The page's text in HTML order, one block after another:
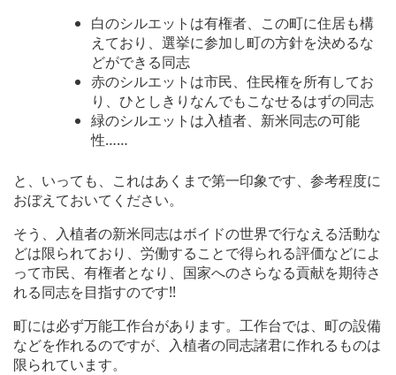
白のシルエットは有権者、この町に住居も構
えており、選挙に参加し町の方針を決めるな
どができる同志
赤のシルエットは市民、住民権を所有してお
り、ひとしきりなんでもこなせるはずの同志
緑のシルエットは入植者、新米同志の可能
性……
と、いっても、これはあくまで第一印象です、参考程度に
おぼえておいてください。
そう、入植者の新米同志はボイドの世界で行なえる活動な
どは限られており、労働することで得られる評価などによ
って市民、有権者となり、国家へのさらなる貢献を期待さ
れる同志を目指すのです!!
町には必ず万能工作台があります。工作台では、町の設備
などを作れるのですが、入植者の同志諸君に作れるものは
限られています。